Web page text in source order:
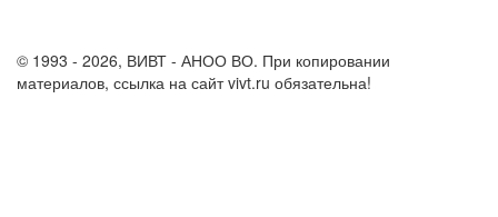
© 1993 - 2026, ВИВТ - АНОО ВО. При копировании
материалов, ссылка на сайт vivt.ru обязательна!